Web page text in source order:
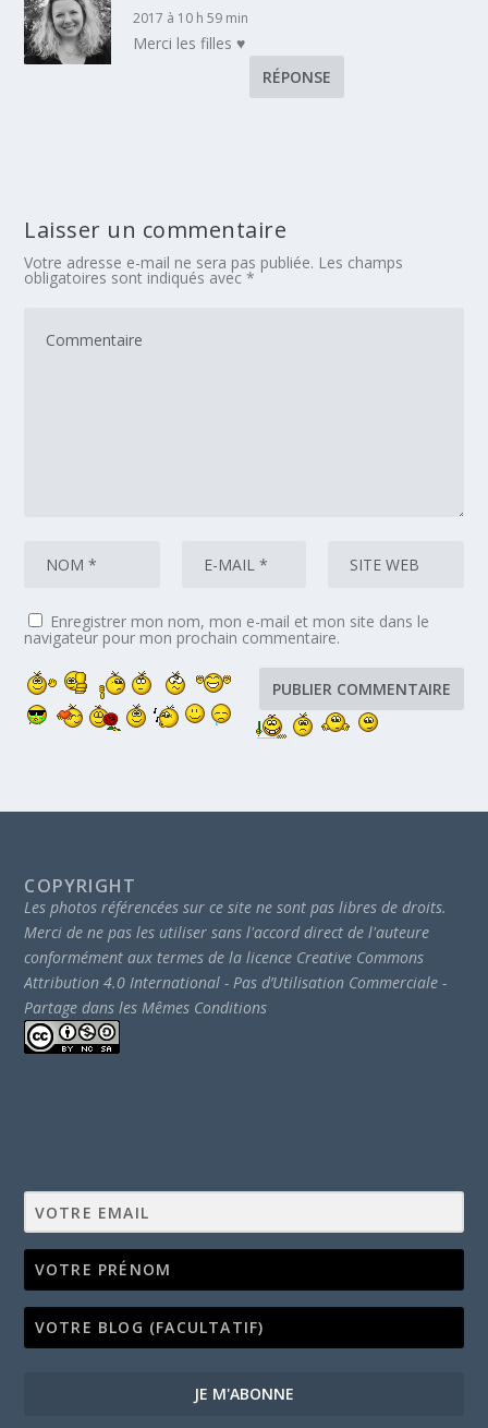
2017 à 10 h 59 min
Merci les filles ♥
RÉPONSE
Laisser un commentaire
Votre adresse e-mail ne sera pas publiée. Les champs
obligatoires sont indiqués avec*
Enregistrer mon nom, mon e-mail et mon site dans le
navigateur pour mon prochain commentaire.
COPYRIGHT
Les photos référencées sur ce site ne sont pas libres de droits.
Merci de ne pas les utiliser sans l'accord direct de l'auteure
conformément aux termes de la licence Creative Commons
Attribution 4.0 International - Pas d’Utilisation Commerciale -
Partage dans les Mêmes Conditions
JE M'ABONNE